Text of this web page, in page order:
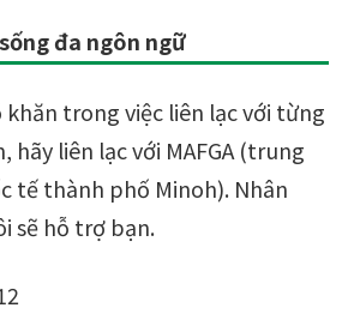
đa ngôn ngữ
khăn trong việc liên lạc với từng
hãy liên lạc với MAFGA (trung
tế thành phố Minoh). Nhân
sẽ hỗ trợ bạn.